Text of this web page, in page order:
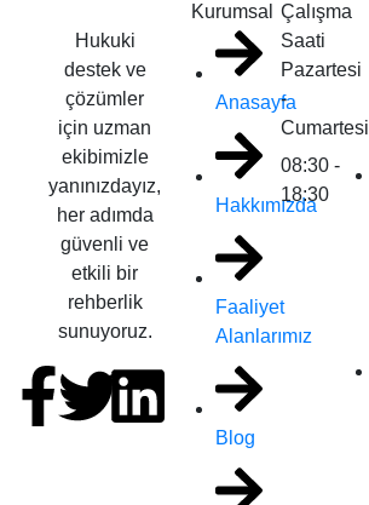
Hukuki
destek ve
çözümler
için uzman
ekibimizle
yanınızdayız,
her adımda
güvenli ve
etkili bir
rehberlik
sunuyoruz.
Kurumsal
Anasayfa
Hakkımızda
Faaliyet
Alanlarımız
Blog
Çalışma
Saati
Pazartesi
-
Cumartesi
08:30 -
18:30